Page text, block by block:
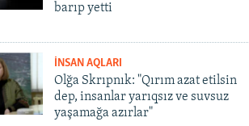
barıp yetti
İNSAN AQLARI
Olğa Skrıpnık: "Qırım azat etilsin
dep, insanlar yarıqsız ve suvsuz
yaşamağa azırlar"